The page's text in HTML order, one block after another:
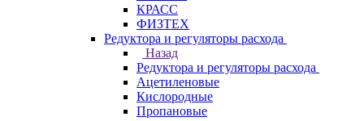
КРАСС
ФИЗТЕХ
Редуктора и регуляторы расхода
Назад
Редуктора и регуляторы расхода
Ацетиленовые
Кислородные
Пропановые